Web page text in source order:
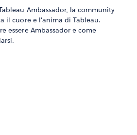
Ambassador, la community
il cuore e l'anima di Tableau.
essere Ambassador e come